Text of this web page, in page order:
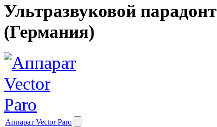
Ультразвуковой
(Германия)
Аппарат Vector Paro